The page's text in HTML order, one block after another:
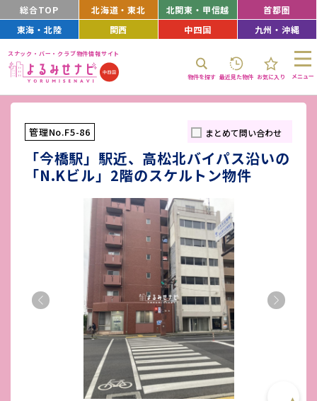
総合TOP 北海道・東北 北関東・甲信越
首都圏
東海・北陸
関西 中四国 九州・沖縄
スナック・バー・クラブ物件情報サイト
物件を探す 最近見た物件 お気に入り メニュー
管理No.F5-86 まとめて問い合わせ
「今橋駅」駅近、高松北バイパス沿いの
「N.Kビル」2階のスケルトン物件